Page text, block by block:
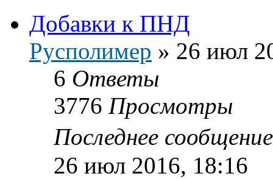
Добавки к ПНД
Русполимер » 26 июл
6 Ответы
3776 Просмотры
Последнее
26 июл 2016, 18:16